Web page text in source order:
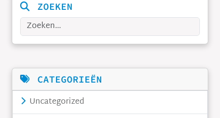
ZOEKEN
Zoeken
CATEGORIEËN
Uncategorized